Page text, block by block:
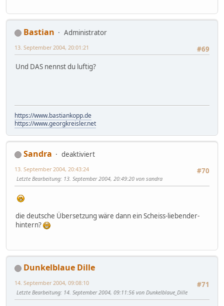
Bastian
Administrator
#69
13. September 2004, 20:01:21
Und DAS nennst du luftig?
https://www.bastiankopp.de
https://www.georgkreisler.net
Sandra
deaktiviert
#70
13. September 2004, 20:43:24
Letzte Bearbeitung: 13. September 2004, 20:49:20 von sandra
die deutsche Übersetzung wäre dann ein Scheiss-liebender-
hintern?
Dunkelblaue Dille
#71
14. September 2004, 09:08:10
Letzte Bearbeitung: 14. September 2004, 09:11:56 von Dunkelblaue_Dille